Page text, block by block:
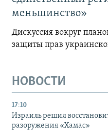
меньшинство»
Дискуссия вокруг
защиты прав
НОВОСТИ
17:10
Израиль решил
разоружения «Хамас»